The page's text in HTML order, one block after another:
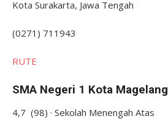
Kota Surakarta, Jawa Tengah
(0271) 711943
RUTE
SMA Negeri 1 Kota Magelang
4,7 (98) · Sekolah Menengah Atas